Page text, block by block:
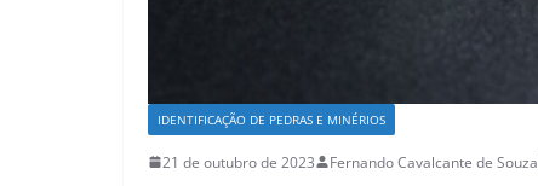
IDENTIFICAÇÃO DE PEDRAS E MINÉRIOS
21 de outubro de 2023 Fernando Cavalcante de Souza